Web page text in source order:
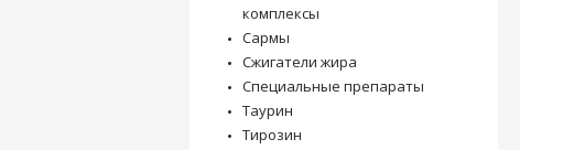
комплексы
Сармы
Сжигатели жира
Специальные препараты
Таурин
Тирозин